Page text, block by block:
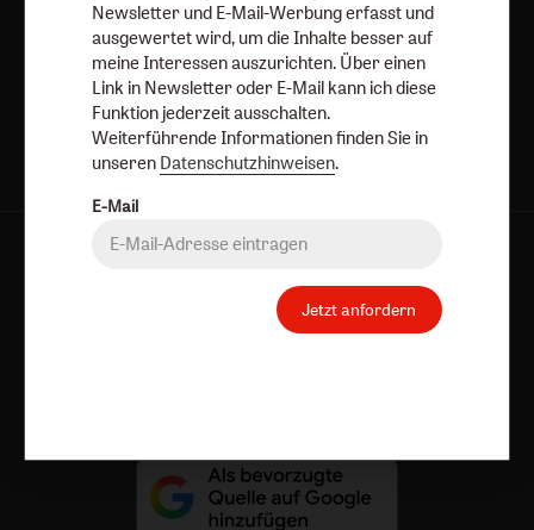
Jetzt anmelden
AGB und Widerrufsbelehrung
Impressum
Newsletter und E-Mail-Werbung erfasst und
ausgewertet wird, um die Inhalte besser auf
meine Interessen auszurichten. Über einen
Link in Newsletter oder E-Mail kann ich diese
Funktion jederzeit ausschalten.
Weiterführende Informationen finden Sie in
unseren Datenschutzhinweisen.
E-Mail
Jetzt anfordern